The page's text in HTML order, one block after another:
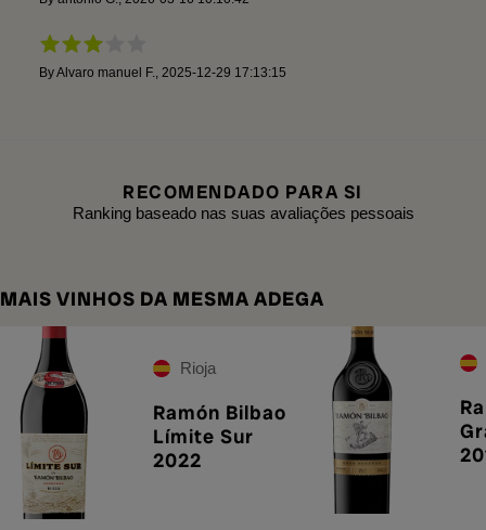
ByAlvaro manuel F. 2025-12-29 17:13:15
RECOMENDADO PARA SI
Ranking baseado nas suas avaliações pessoais
MAIS VINHOS DA MESMA ADEGA
Rioja
Ramón Bilbao
Límite Sur
2022